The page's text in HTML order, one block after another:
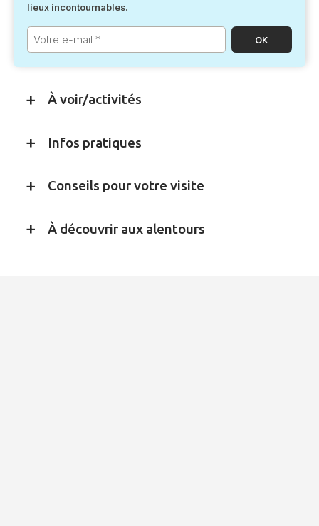
lieux incontournables.
Votre
e-
mail
À voir/activités
Infos pratiques
Conseils pour votre visite
À découvrir aux alentours